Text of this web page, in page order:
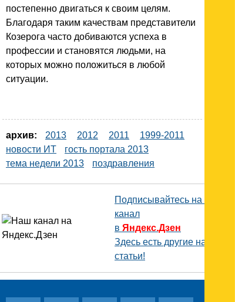
постепенно двигаться к своим целям.
Благодаря таким качествам представители
Козерога часто добиваются успеха в
профессии и становятся людьми, на
которых можно положиться в любой
ситуации.
архив: 2013 2012 2011
1999-2011
новости ИТ
гость портала 2013
тема недели 2013
поздравления
Подписывайтесь на наш
канал
в Яндекс.Дзен
Здесь есть другие наши
статьи!